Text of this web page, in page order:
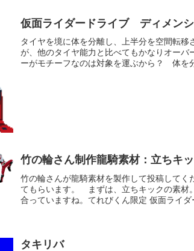
仮面ライダードライブ ディメン
タイヤを境に体を分離し、上半分を空間転
が、他のタイヤ能力と比べてもかなりオー
ーがモチーフなのは対象を運ぶから？ 体を
竹の輪さん制作龍騎素材：立ちキ
竹の輪さんが龍騎素材を製作して投稿して
てもらいます。 まずは、立ちキックの素
合っていますね。てれびくん限定 仮面ライダ
タキリバ